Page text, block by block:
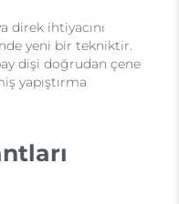
direk ihtiyacını
yeni bir tekniktir.
dişi doğrudan çene
yapıştırma